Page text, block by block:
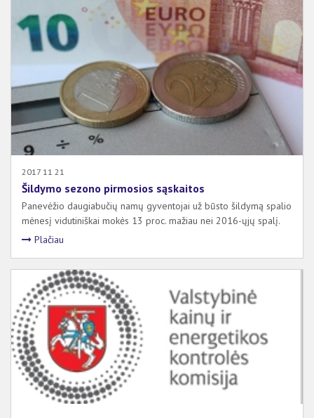
2017 11 21
Šildymo sezono pirmosios sąskaitos
Panevėžio daugiabučių namų gyventojai už būsto šildymą spalio
mėnesį vidutiniškai mokės 13 proc. mažiau nei 2016-ųjų spalį.
Plačiau